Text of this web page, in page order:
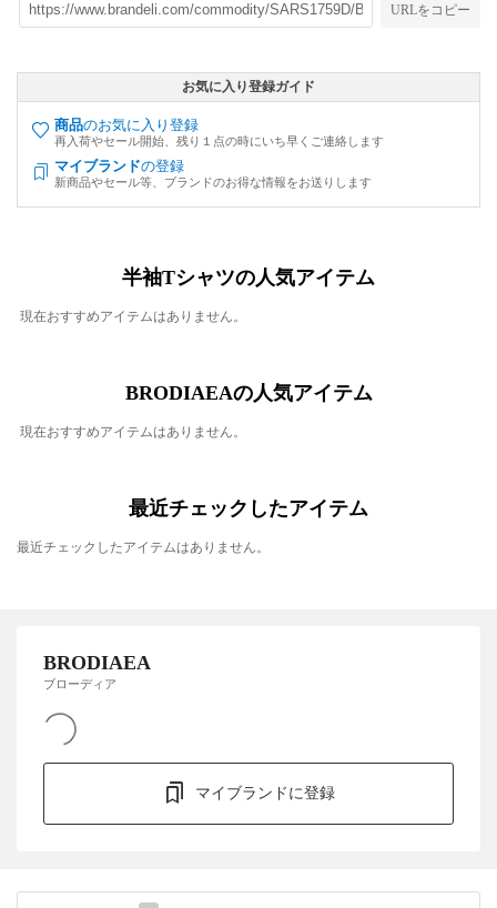
URLをコピー
お気に入り登録ガイド
商品のお気に入り登録
再入荷やセール開始、残り１点の時にいち早くご連絡します
マイブランドの登録
新商品やセール等、ブランドのお得な情報をお送りします
半袖Tシャツの人気アイテム
現在おすすめアイテムはありません。
BRODIAEAの人気アイテム
現在おすすめアイテムはありません。
最近チェックしたアイテム
最近チェックしたアイテムはありません。
BRODIAEA
ブローディア
マイブランドに登録